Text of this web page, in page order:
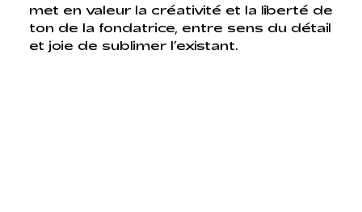
met en valeur la créativité et la liberté de
ton de la fondatrice, entre sens du détail
et joie de sublimer l’existant.